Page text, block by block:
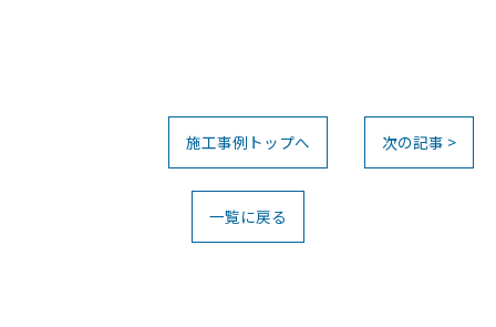
施工事例トップへ 次の記事 >
一覧に戻る